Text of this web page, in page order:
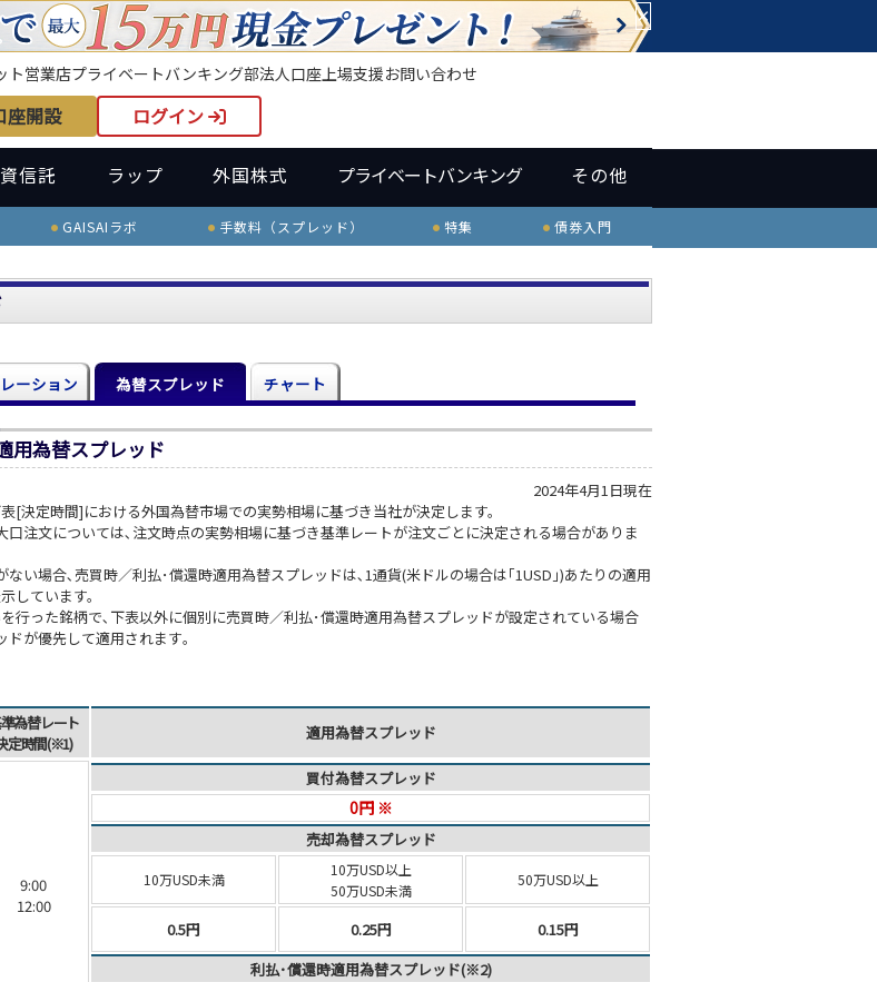
×
ト営業店プライベートバンキング部法人口座上場支援お問い合わせ
座開設 ログイン
信託 ラップ 外国株式 プライベートバンキング その他
GAISAIラボ 手数料（スプレッド） 特集 債券入門
ーション 為替スプレッド チャート
用為替スプレッド
2024年4月1日現在
[決定時間]における外国為替市場での実勢相場に基づき当社が決定します。
口注文については､注文時点の実勢相場に基づき基準レートが注文ごとに決定される場合がありま
ない場合､売買時／利払･償還時適用為替スプレッドは､1通貨(米ドルの場合は｢1USD｣)あたりの適用
しています。
行った銘柄で､下表以外に個別に売買時／利払･償還時適用為替スプレッドが設定されている場合
ドが優先して適用されます｡
為替レート
定時間(※1)
適用為替スプレッド
9:00
12:00
買付為替スプレッド
0円 ※
売却為替スプレッド
10万USD未満
10万USD以上
50万USD未満
50万USD以上
0.5円 0.25円
0.15円
利払･償還時適用為替スプレッド(※2)